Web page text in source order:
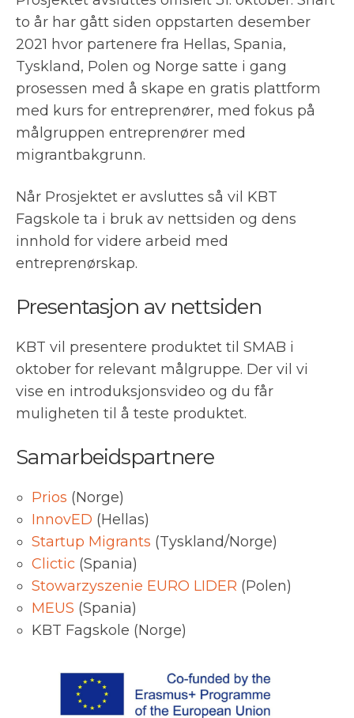
to år har gått siden oppstarten desember
2021 hvor partenere fra Hellas, Spania,
Tyskland, Polen og Norge satte i gang
prosessen med å skape en gratis plattform
med kurs for entreprenører, med fokus på
målgruppen entreprenører med
migrantbakgrunn.
Når Prosjektet er avsluttes så vil KBT
Fagskole ta i bruk av nettsiden og dens
innhold for videre arbeid med
entreprenørskap.
Presentasjon av nettsiden
KBT vil presentere produktet til SMAB i
oktober for relevant målgruppe. Der vil vi
vise en introduksjonsvideo og du får
muligheten til å teste produktet.
Samarbeidspartnere
Prios (Norge)
InnovED (Hellas)
Startup Migrants (Tyskland/Norge)
Clictic (Spania)
Stowarzyszenie EURO LIDER (Polen)
MEUS (Spania)
KBT Fagskole (Norge)